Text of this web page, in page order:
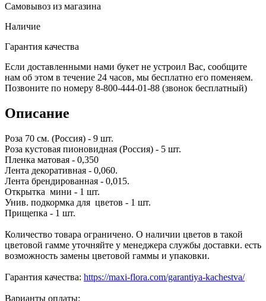
Самовывоз из магазина
Наличие
Гарантия качества
Если доставленными нами букет не устроил Вас, сообщите
нам об этом в течение 24 часов, мы бесплатно его поменяем.
Позвоните по номеру 8-800-444-01-88 (звонок бесплатный)
Описание
Роза 70 см. (Россия) - 9 шт.
Роза кустовая пионовидная (Россия) - 5 шт.
Пленка матовая - 0,350
Лента декоративная - 0,060.
Лента брендированная - 0,015.
Открытка мини - 1 шт.
Унив. подкормка для цветов - 1 шт.
Прищепка - 1 шт.
Количество товара ограничено. О наличии цветов в такой
цветовой гамме уточняйте у менеджера службы доставки. есть
возможность замены цветовой гаммы и упаковки.
Гарантия качества: https://maxi-flora.com/garantiya-kachestva/
Варианты оплаты: